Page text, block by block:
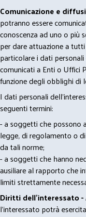
Comunicazione e
potranno essere
conoscenza ad uno o più
per dare attuazione a
particolare i dati
comunicati a Enti o Uffici
funzione degli obblighi di
I dati personali
seguenti termini:
- a soggetti che possono
legge, di regolamento o
da tali norme;
- a soggetti che hanno
ausiliare al rapporto che
limiti strettamente
Diritti dell’interessato -
l’interessato potrà